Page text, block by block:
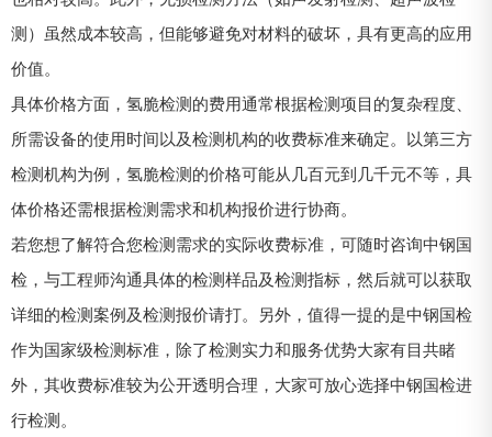
测）虽然成本较高，但能够避免对材料的破坏，具有更高的应用
价值。
具体价格方面，氢脆检测的费用通常根据检测项目的复杂程度、
所需设备的使用时间以及检测机构的收费标准来确定。以第三方
检测机构为例，氢脆检测的价格可能从几百元到几千元不等，具
体价格还需根据检测需求和机构报价进行协商。
若您想了解符合您检测需求的实际收费标准，可随时咨询中钢国
检，与工程师沟通具体的检测样品及检测指标，然后就可以获取
详细的检测案例及检测报价请打。另外，值得一提的是中钢国检
作为国家级检测标准，除了检测实力和服务优势大家有目共睹
外，其收费标准较为公开透明合理，大家可放心选择中钢国检进
行检测。